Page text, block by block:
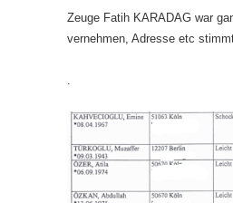
Zeuge Fatih KARADAG war
vernehmen, Adresse etc
.